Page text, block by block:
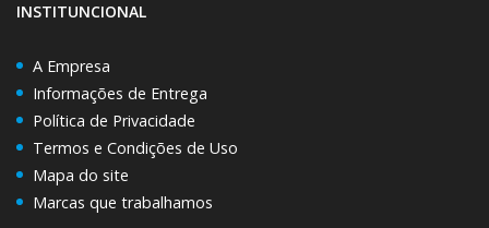
INSTITUNCIONAL
A Empresa
Informações de Entrega
Política de Privacidade
Termos e Condições de Uso
Mapa do site
Marcas que trabalhamos